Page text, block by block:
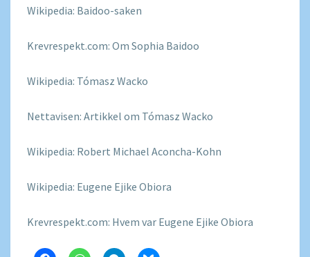
Wikipedia: Baidoo-saken
Krevrespekt.com: Om Sophia Baidoo
Wikipedia: Tómasz Wacko
Nettavisen: Artikkel om Tómasz Wacko
Wikipedia: Robert Michael Aconcha-Kohn
Wikipedia: Eugene Ejike Obiora
Krevrespekt.com: Hvem var Eugene Ejike Obiora